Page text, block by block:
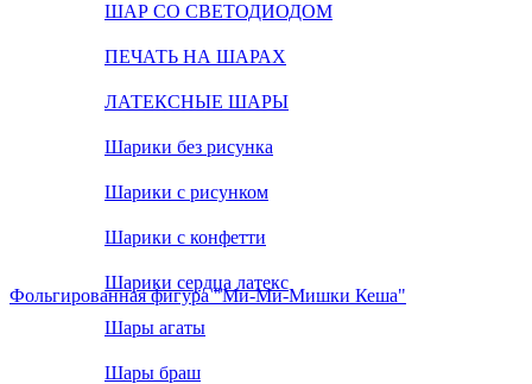
ШАР СО СВЕТОДИОДОМ
ПЕЧАТЬ НА ШАРАХ
ЛАТЕКСНЫЕ ШАРЫ
Шарики без рисунка
Шарики с рисунком
Шарики с конфетти
Шарики сердца латекс
Шары агаты
Шары браш
Фольгированная фигура "Ми-Ми-Мишки Кеша"